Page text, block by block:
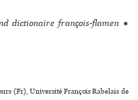
dictionaire françois-flamen ●
(Fr), Université François Rabelais de